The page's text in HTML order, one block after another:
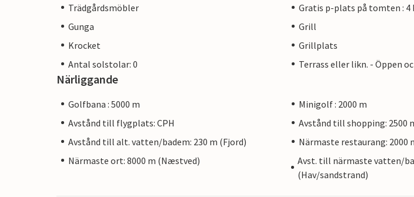
Trädgårdsmöbler
Gratis p-plats på tomten :
Gunga
Grill
Krocket
Grillplats
Antal solstolar: 0
Terrass eller likn. - Öppen
Närliggande
Golfbana : 5000 m
Minigolf : 2000 m
Avstånd till flygplats: CPH
Avstånd till shopping: 2500
Avstånd till alt. vatten/badem: 230 m (Fjord)
Närmaste restaurang: 2000
Närmaste ort: 8000 m (Næstved)
Avst. till närmaste vatten/
(Hav/sandstrand)